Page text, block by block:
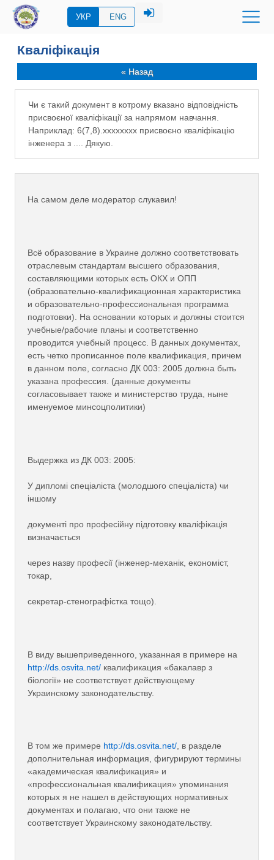
УКР ENG
Кваліфікація
« Назад
Чи є такий документ в котрому вказано відповідність
присвоєної кваліфікації за напрямом навчання.
Наприклад: 6(7,8).хххххххх присвоєно кваліфікацію
інженера з .... Дякую.
На самом деле модератор слукавил!
Всё образование в Украине должно соответствовать
отраслевым стандартам высшего образования,
составляющими которых есть ОКХ и ОПП
(образовательно-квалификационная характеристика
и образовательно-профессиональная программа
подготовки). На основании которых и должны стоится
учебные/рабочие планы и соответственно
проводится учебный процесс. В данных документах,
есть четко прописанное поле квалификация, причем
в данном поле, согласно ДК 003: 2005 должна быть
указана профессия. (данные документы
согласовывает также и министерство труда, ныне
именуемое минсоцполитики)
Выдержка из ДК 003: 2005:
У дипломі спеціаліста (молодшого спеціаліста) чи
іншому
документі про професійну підготовку кваліфікація
визначається
через назву професії (інженер-механік, економіст,
токар,
секретар-стенографістка тощо).
В виду вышеприведенного, указанная в примере на
http://ds.osvita.net/ квалификация «бакалавр з
біології» не соответствует действующему
Украинскому законодательству.
В том же примере http://ds.osvita.net/, в разделе
дополнительная информация, фигурируют термины
«академическая квалификация» и
«профессиональная квалификация» упоминания
которых я не нашел в действующих нормативных
документах и полагаю, что они также не
соответствует Украинскому законодательству.